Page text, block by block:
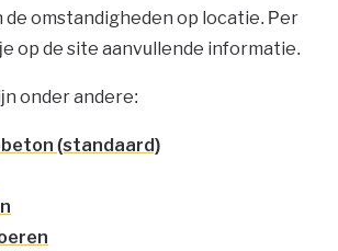
de omstandigheden op locatie. Per
op de site aanvullende informatie.
onder andere:
(standaard)